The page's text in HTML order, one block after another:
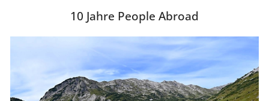
10 Jahre People Abroad